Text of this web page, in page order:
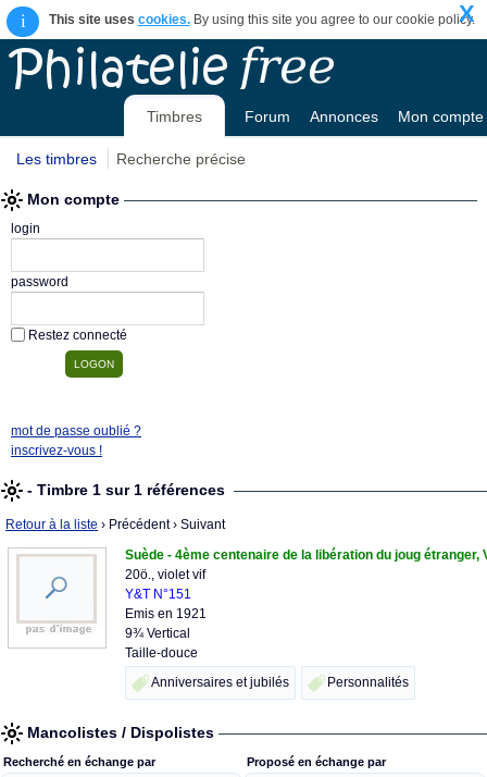
i This site uses cookies.By using this site you agree to our cookie policy.
X
Timbres Forum Annonces Mon compte
Les timbres Recherche précise
Mon compte
login
password
Restez connecté
mot de passe oublié ?
inscrivez-vous !
- Timbre 1 sur 1 références
Retour à la liste › Précédent› Suivant
Suède - 4ème centenaire de la libération du joug étranger,
20ö., violet vif
Y&T N°151
Emis en 1921
9¾ Vertical
Taille-douce
Anniversaires et jubilés
Personnalités
Mancolistes / Dispolistes
Recherché en échange par Proposé en échange par